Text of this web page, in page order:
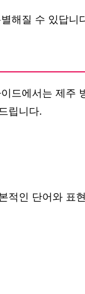
해질 수 있답니
드에서는 제주
립니다.
적인 단어와 표